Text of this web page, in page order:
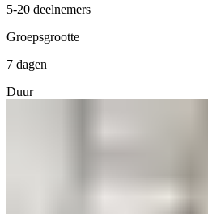
5-20 deelnemers
Groepsgrootte
7 dagen
Duur